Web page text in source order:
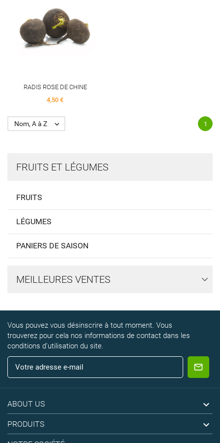
FRUITS ET LÉGUMES
FRUITS
LÉGUMES
PANIERS DE SAISON
MEILLEURES VENTES
RADIS ROSE DE CHINE
Price
4,50 €
Nom, A à Z  1
Vous pouvez vous désinscrire à tout moment. Vous
trouverez pour cela nos informations de contact dans les
conditions d'utilisation du site.
ABOUT US 
PRODUITS 